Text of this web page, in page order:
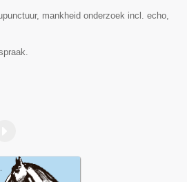
mankheid onderzoek incl. echo,